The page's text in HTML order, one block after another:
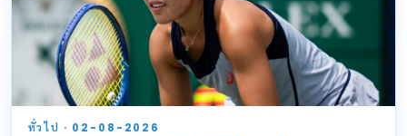
ทั่วไป · 02-08-2026